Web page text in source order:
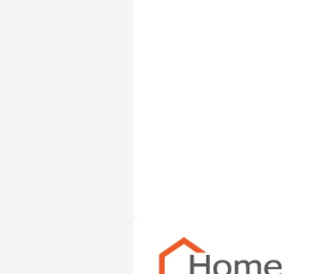
2. Các chức năng,